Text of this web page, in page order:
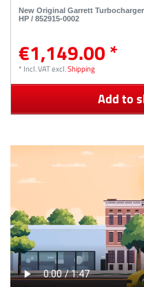
New Original Garrett Turbocharger
HP / 852915-0002
€1,149.00 *
* Incl. VATexcl.Shipping
Add to